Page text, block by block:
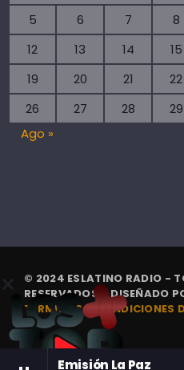
Emisión La Paz
5
6 7 8
12
13 14 15
19
20 21 22
26
27 28 29
Ago »
© 2024 ESLATINO RADIO -
RESERVADOS. | DISEÑADO
TÉRMINOS Y CONDICIONES